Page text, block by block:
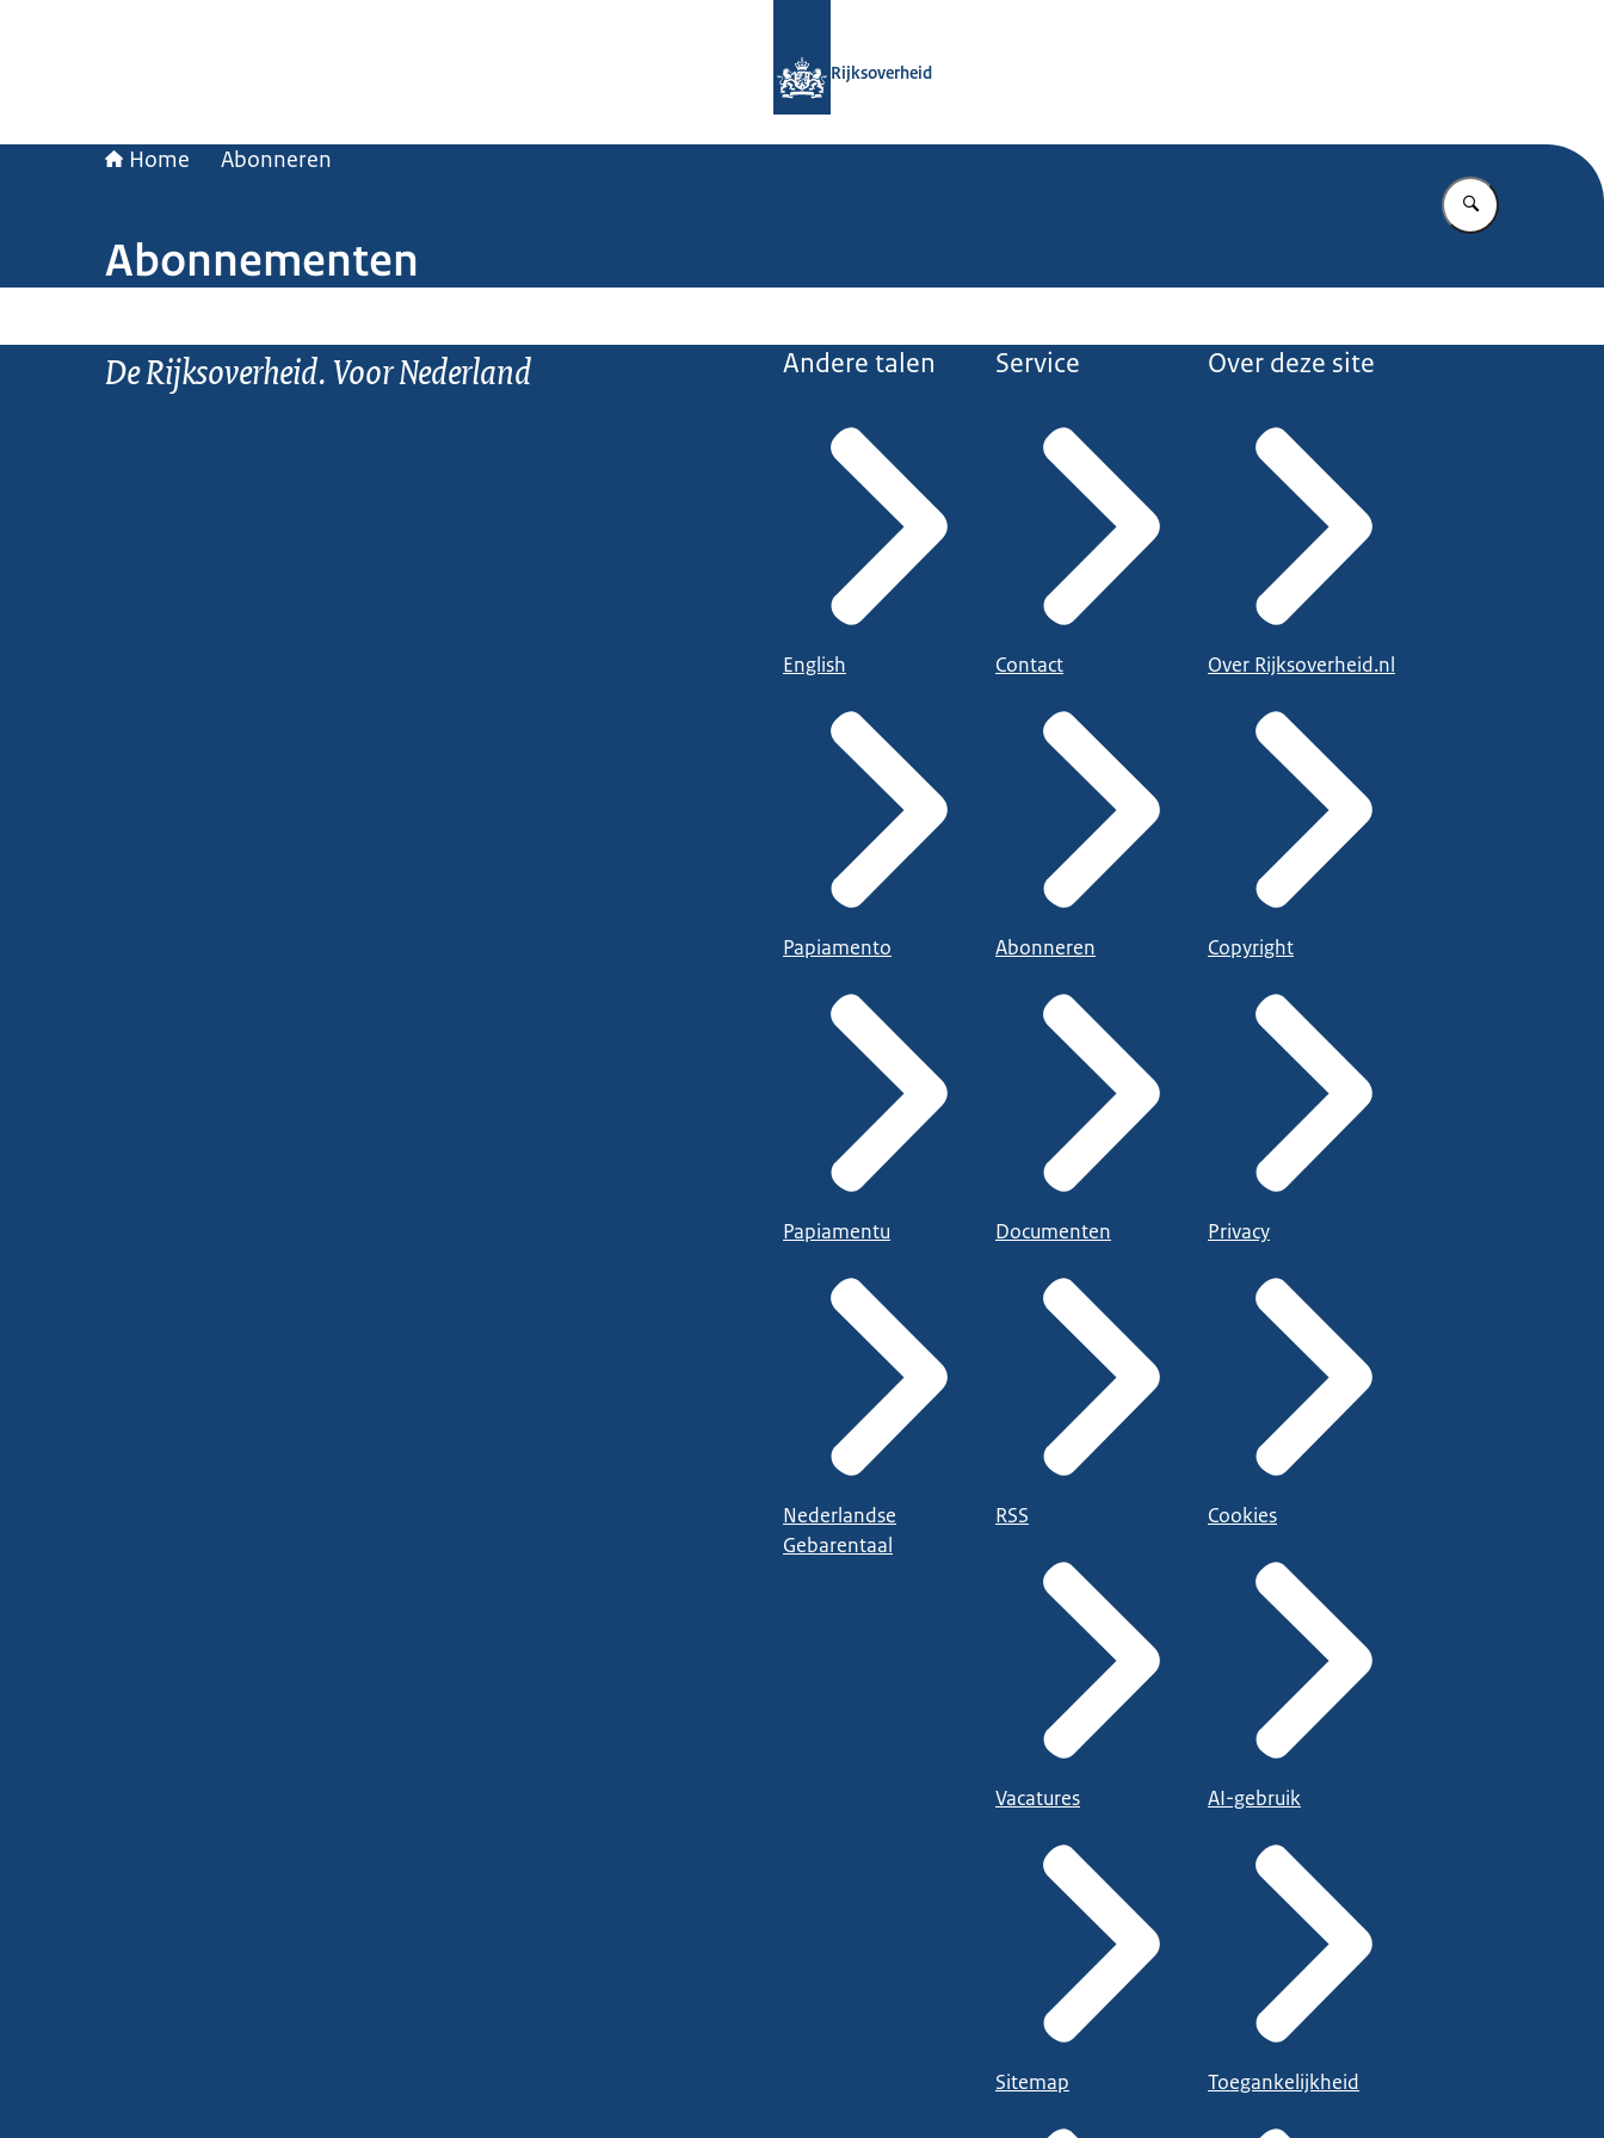
Rijksoverheid
Home Abonneren
Vul in wat u
Abonnementen
De Rijksoverheid. Voor Nederland Andere talen
English
Papiamento
Papiamentu
Nederlandse
Gebarentaal
Service
Contact
Abonneren
Documenten
RSS
Vacatures
Sitemap
Over deze site
Over Rijksoverheid.nl
Copyright
Privacy
Cookies
AI-gebruik
Toegankelijkheid